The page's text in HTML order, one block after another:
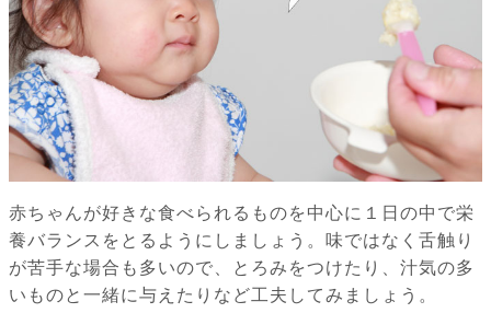
赤ちゃんが好きな食べられるものを中心に１日の中で栄
養バランスをとるようにしましょう。味ではなく舌触り
が苦手な場合も多いので、とろみをつけたり、汁気の多
いものと一緒に与えたりなど工夫してみましょう。